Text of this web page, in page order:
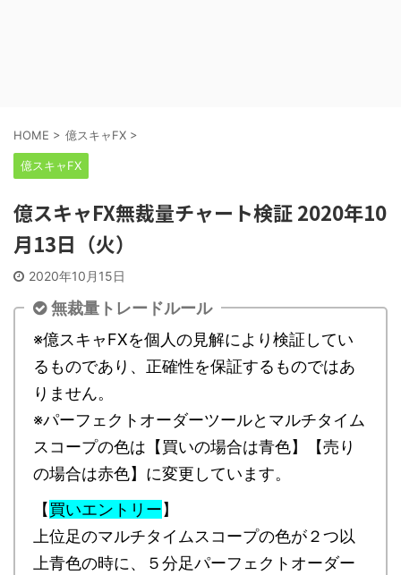
HOME > 億スキャFX >
億スキャFX
億スキャFX無裁量チャート検証 2020年10
月13日（火）
2020年10月15日
無裁量トレードルール
※億スキャFXを個人の見解により検証してい
るものであり、正確性を保証するものではあ
りません。
※パーフェクトオーダーツールとマルチタイム
スコープの色は【買いの場合は青色】【売り
の場合は赤色】に変更しています。
【買いエントリー】
上位足のマルチタイムスコープの色が２つ以
上青色の時に、５分足パーフェクトオーダー